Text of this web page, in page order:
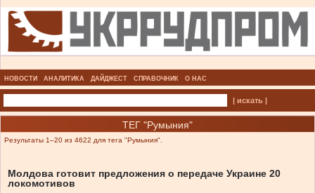
НОВОСТИ АНАЛИТИКА ДАЙДЖЕСТ СПРАВОЧНИК О НАС
| искать |
ТЕГ "Румыния"
Результаты 1–20 из 4622 для тега "Румыния".
Молдова готовит предложения о передаче Украине 20
локомотивов